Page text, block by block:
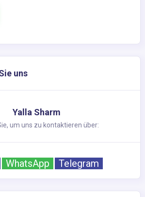
uns
Yalla Sharm
um uns zu kontaktieren über:
WhatsApp Telegram